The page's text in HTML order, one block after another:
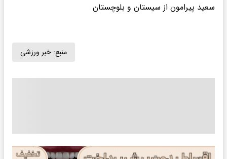
سعید پیرامون از سیستان و بلوچستان
منبع: خبر ورزشی